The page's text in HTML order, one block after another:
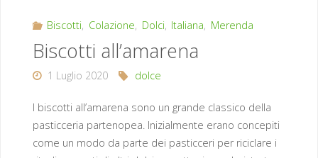
Biscotti, Colazione, Dolci, Italiana, Merenda
Biscotti all’amarena
1 Luglio 2020 dolce
I biscotti all’amarena sono un grande classico della
pasticceria partenopea. Inizialmente erano concepiti
come un modo da parte dei pasticceri per riciclare i